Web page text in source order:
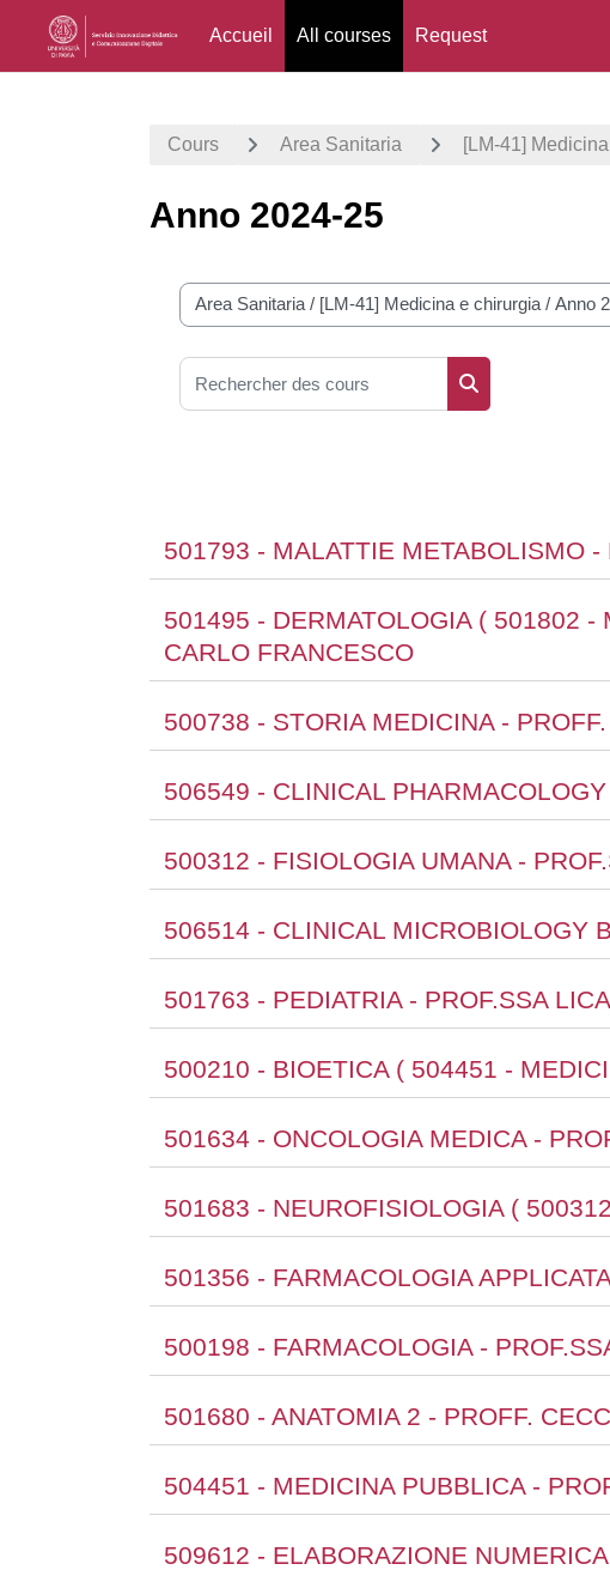
Accueil All courses Request
Cours Area Sanitaria [LM-41]
Anno 2024-25
Catégories de cours
Rechercher des cours
501793 - MALATTIE METABOLISMO -
501495 - DERMATOLOGIA ( 501802 -
CARLO FRANCESCO
500738 - STORIA MEDICINA -
506549 - CLINICAL
500312 - FISIOLOGIA UMANA -
506514 - CLINICAL MICROBIOLOGY
501763 - PEDIATRIA - PROF.SSA
500210 - BIOETICA ( 504451 -
501634 - ONCOLOGIA MEDICA -
501683 - NEUROFISIOLOGIA (
501356 - FARMACOLOGIA
500198 - FARMACOLOGIA -
501680 - ANATOMIA 2 - PROFF.
504451 - MEDICINA PUBBLICA -
509612 - ELABORAZIONE